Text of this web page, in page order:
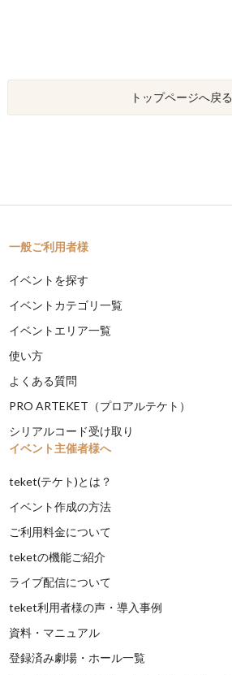
トップページへ戻る
一般ご利用者様
イベントを探す
イベントカテゴリ一覧
イベントエリア一覧
使い方
よくある質問
PRO ARTEKET（プロアルテケト）
シリアルコード受け取り
イベント主催者様へ
teket(テケト)とは？
イベント作成の方法
ご利用料金について
teketの機能ご紹介
ライブ配信について
teket利用者様の声・導入事例
資料・マニュアル
登録済み劇場・ホール一覧